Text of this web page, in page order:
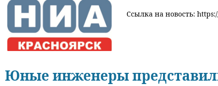
Ссылка на новость:
Юные инженеры